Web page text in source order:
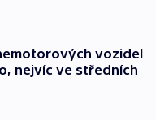
vozidel
nejvíc ve středních